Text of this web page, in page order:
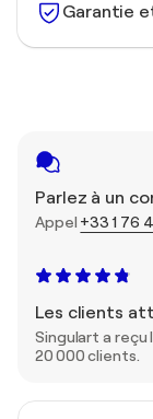
Garantie
Parlez à un
Appel +33 1 76
Les clients
Singulart a
20 000 clients.